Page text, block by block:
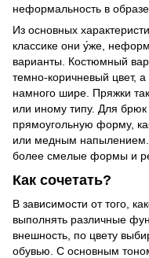
неформальность в
Из основных
классике они у́же,
варианты. Костюмный
темно-коричневый цвет,
намного шире. Пряжки
или иному типу. Для
прямоугольную форму,
или медным напылением.
более смелые формы и
Как сочетать?
В зависимости от того,
выполнять различные
внешность, по цвету
обувью. С основным